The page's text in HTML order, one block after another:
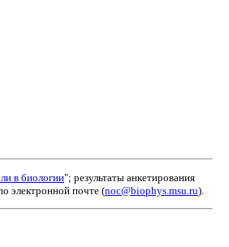
в биологии"; результаты анкетирования
электронной почте (noc@biophys.msu.ru).